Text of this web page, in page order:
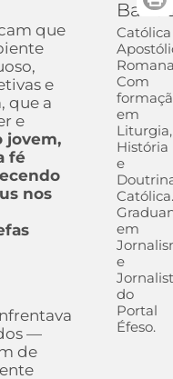
que
e
que a
e
jovem,
fé
nos
—
de
Católica
Com
em
Liturgia,
História
e
em
e
do
Portal
Éfeso.